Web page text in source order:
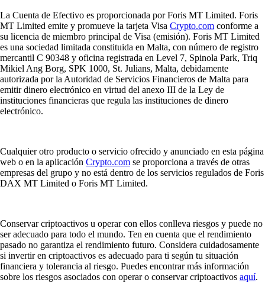
La Cuenta de Efectivo es proporcionada por Foris MT Limited. Foris
MT Limited emite y promueve la tarjeta Visa Crypto.com conforme a
su licencia de miembro principal de Visa (emisión). Foris MT Limited
es una sociedad limitada constituida en Malta, con número de registro
mercantil C 90348 y oficina registrada en Level 7, Spinola Park, Triq
Mikiel Ang Borg, SPK 1000, St. Julians, Malta, debidamente
autorizada por la Autoridad de Servicios Financieros de Malta para
emitir dinero electrónico en virtud del anexo III de la Ley de
instituciones financieras que regula las instituciones de dinero
electrónico.
Cualquier otro producto o servicio ofrecido y anunciado en esta página
web o en la aplicación Crypto.com se proporciona a través de otras
empresas del grupo y no está dentro de los servicios regulados de Foris
DAX MT Limited o Foris MT Limited.
Conservar criptoactivos u operar con ellos conlleva riesgos y puede no
ser adecuado para todo el mundo. Ten en cuenta que el rendimiento
pasado no garantiza el rendimiento futuro. Considera cuidadosamente
si invertir en criptoactivos es adecuado para ti según tu situación
financiera y tolerancia al riesgo. Puedes encontrar más información
sobre los riesgos asociados con operar o conservar criptoactivos aquí.